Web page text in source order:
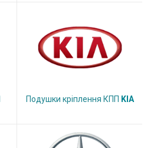
Подушки кріплення КПП KIA